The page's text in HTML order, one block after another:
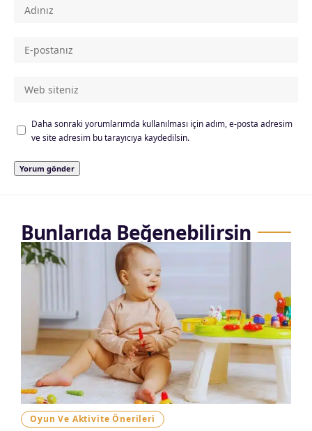
Daha sonraki yorumlarımda kullanılması için adım, e-posta adresim
ve site adresim bu tarayıcıya kaydedilsin.
Bunlarıda Beğenebilirsin
Oyun Ve Aktivite Önerileri